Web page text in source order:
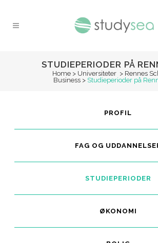
STUDIEPERIODER PÅ
Home > Universiteter > Rennes
Business > Studieperioder på
PROFIL
FAG OG
STUDIEPERIODER
ØKONOMI